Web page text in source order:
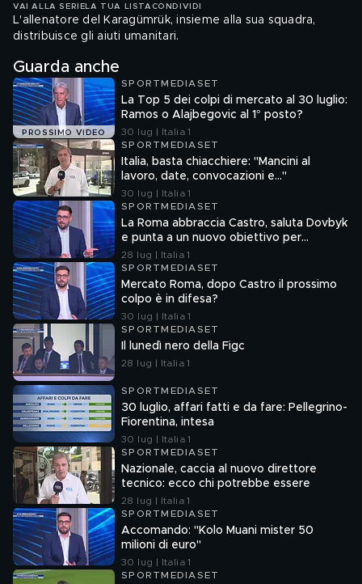
VAI ALLA SERIE LA TUA LISTA CONDIVIDI
L'allenatore del Karagümrük, insieme alla sua squadra,
distribuisce gli aiuti umanitari.
Guarda anche
PROSSIMO VIDEO
SPORTMEDIASET
La Top 5 dei colpi di mercato al 30 luglio:
Ramos o Alajbegovic al 1° posto?
30 lug | Italia 1
SPORTMEDIASET
Italia, basta chiacchiere: "Mancini al
lavoro, date, convocazioni e…"
30 lug | Italia 1
SPORTMEDIASET
La Roma abbraccia Castro, saluta Dovbyk
e punta a un nuovo obiettivo per
l'attacco
28 lug | Italia 1
SPORTMEDIASET
Mercato Roma, dopo Castro il prossimo
colpo è in difesa?
30 lug | Italia 1
SPORTMEDIASET
Il lunedì nero della Figc
28 lug | Italia 1
SPORTMEDIASET
30 luglio, affari fatti e da fare: Pellegrino-
Fiorentina, intesa
30 lug | Italia 1
SPORTMEDIASET
Nazionale, caccia al nuovo direttore
tecnico: ecco chi potrebbe essere
28 lug | Italia 1
SPORTMEDIASET
Accomando: "Kolo Muani mister 50
milioni di euro"
30 lug | Italia 1
SPORTMEDIASET